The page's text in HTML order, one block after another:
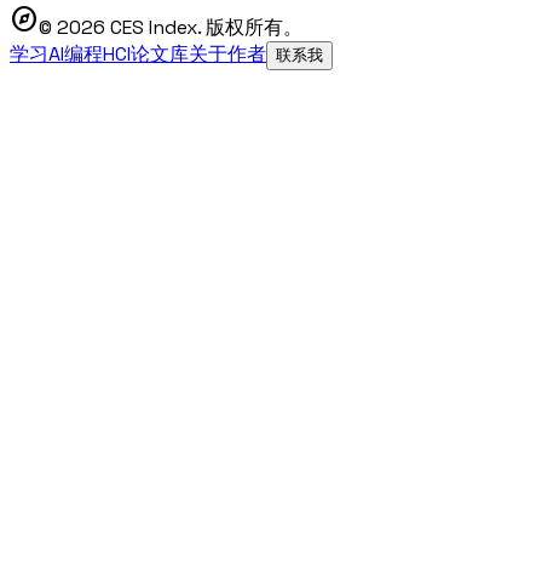
explore© 2026 CES Index. 版权所有。
学习AI编程HCI论文库关于作者 联系我